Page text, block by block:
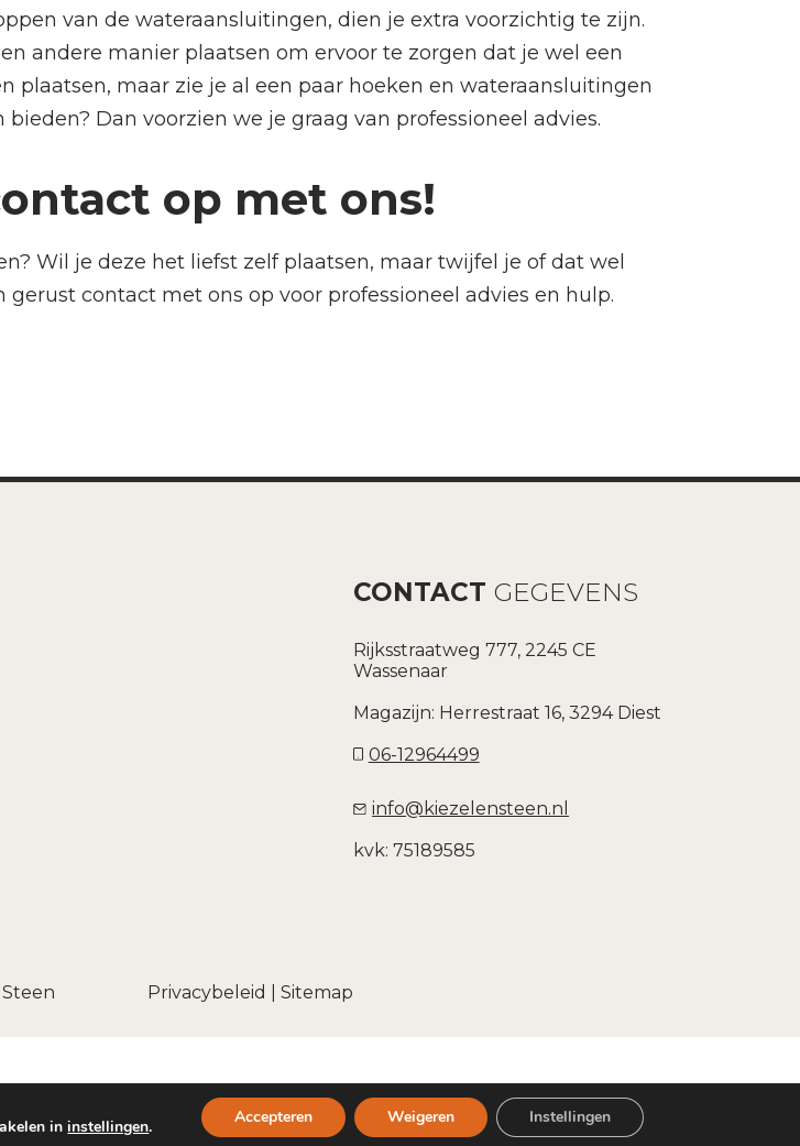
van de wateraansluitingen, dien je extra voorzichtig te zijn.
andere manier plaatsen om ervoor te zorgen dat je wel een
plaatsen, maar zie je al een paar hoeken en wateraansluitingen
Dan voorzien we je graag van professioneel advies.
op met ons!
Wil je deze het liefst zelf plaatsen, maar twijfel je of dat wel
contact met ons op voor professioneel advies en hulp.
CONTACT GEGEVENS
Rijksstraatweg 777, 2245 CE
Wassenaar
Magazijn: Herrestraat 16, 3294 Diest
06-12964499
info@kiezelensteen.nl
kvk: 75189585
Steen Privacybeleid Sitemap
ininstellingen. Accepteren Weigeren Instellingen